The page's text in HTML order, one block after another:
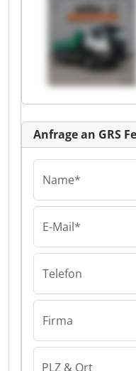
Anfrage an GRS
Name*
E-Mail*
Telefon
Firma
PLZ & Ort